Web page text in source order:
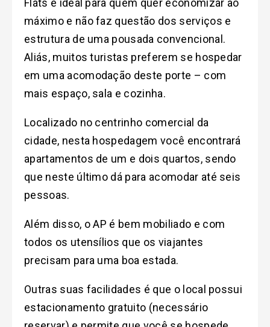
máximo e não faz questão dos serviços e
estrutura de uma pousada convencional.
Aliás, muitos turistas preferem se hospedar
em uma acomodação deste porte – com
mais espaço, sala e cozinha.
Localizado no centrinho comercial da
cidade, nesta hospedagem você encontrará
apartamentos de um e dois quartos, sendo
que neste último dá para acomodar até seis
pessoas.
Além disso, o AP é bem mobiliado e com
todos os utensílios que os viajantes
precisam para uma boa estada.
Outras suas facilidades é que o local possui
estacionamento gratuito (necessário